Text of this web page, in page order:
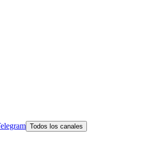
Todos los canales